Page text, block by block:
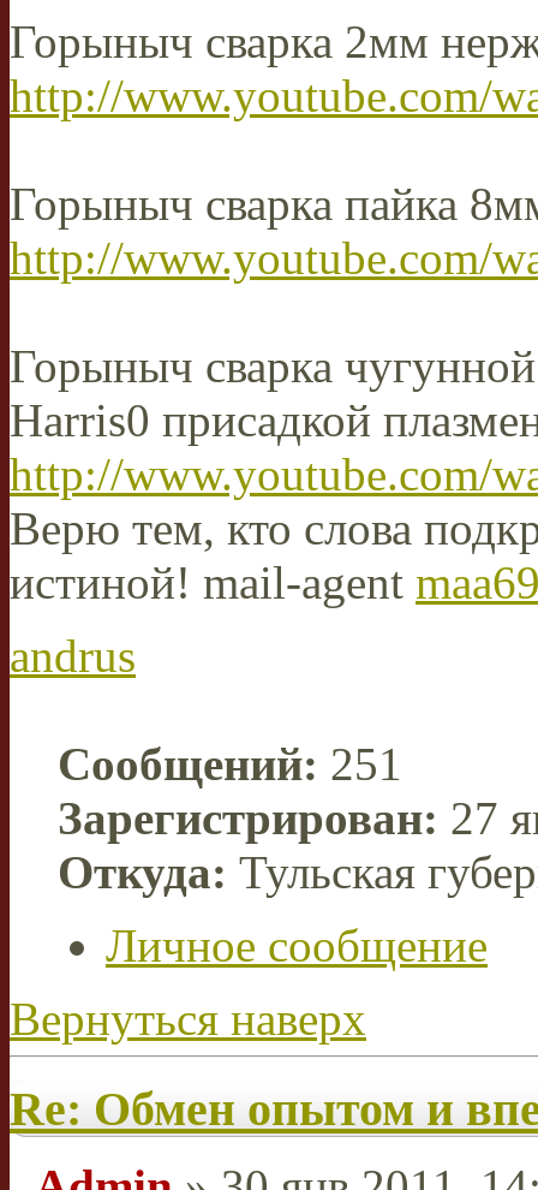
Горыныч сварка 2мм
http://www.youtube.com/
Горыныч сварка пайка
http://www.youtube.com/
Горыныч сварка
Harris0 присадкой
http://www.youtube.com/
Верю тем, кто слова
истиной! mail-agent
andrus
Сообщений: 251
Зарегистрирован: 27
Откуда: Тульская
Личное сообщение
Вернуться наверх
Re: Обмен опытом и